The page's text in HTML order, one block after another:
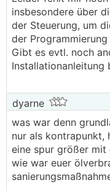
insbesondere über
der Steuerung, um
der
Gibt es evtl. noch
Installationanleitung
dyarne
was war denn
nur als kontrapunkt,
eine spur größer
wie war euer